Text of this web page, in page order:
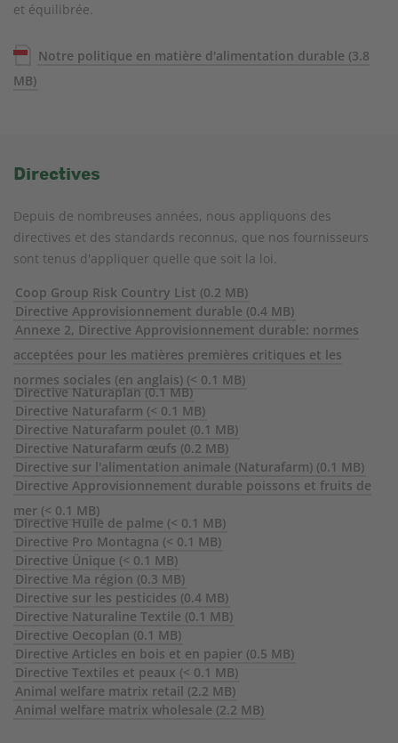
et équilibrée.
Notre politique en matière d'alimentation durable (3.8
MB)
Directives
Depuis de nombreuses années, nous appliquons des
directives et des standards reconnus, que nos fournisseurs
sont tenus d'appliquer quelle que soit la loi.
Coop Group Risk Country List (0.2 MB)
Directive Approvisionnement durable (0.4 MB)
Annexe 2, Directive Approvisionnement durable: normes
acceptées pour les matières premières critiques et les
normes sociales (en anglais) (< 0.1 MB)
Directive Naturaplan (0.1 MB)
Directive Naturafarm (< 0.1 MB)
Directive Naturafarm poulet (0.1 MB)
Directive Naturafarm œufs (0.2 MB)
Directive sur l'alimentation animale (Naturafarm) (0.1 MB)
Directive Approvisionnement durable poissons et fruits de
mer (< 0.1 MB)
Directive Huile de palme (< 0.1 MB)
Directive Pro Montagna (< 0.1 MB)
Directive Ünique (< 0.1 MB)
Directive Ma région (0.3 MB)
Directive sur les pesticides (0.4 MB)
Directive Naturaline Textile (0.1 MB)
Directive Oecoplan (0.1 MB)
Directive Articles en bois et en papier (0.5 MB)
Directive Textiles et peaux (< 0.1 MB)
Animal welfare matrix retail (2.2 MB)
Animal welfare matrix wholesale (2.2 MB)